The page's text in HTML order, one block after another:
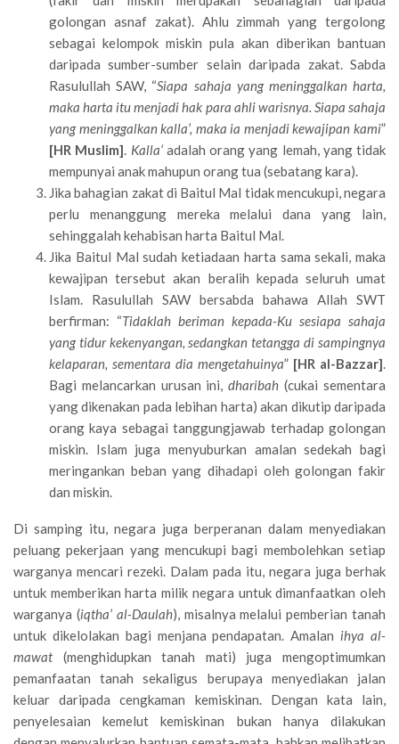
golongan asnaf zakat). Ahlu zimmah yang tergolong
sebagai kelompok miskin pula akan diberikan bantuan
daripada sumber-sumber selain daripada zakat. Sabda
Rasulullah SAW, “Siapa sahaja yang meninggalkan harta,
maka harta itu menjadi hak para ahli warisnya. Siapa sahaja
yang meninggalkan kalla’, maka ia menjadi kewajipan kami”
[HR Muslim]. Kalla‘adalah orang yang lemah, yang tidak
mempunyai anak mahupun orang tua (sebatang kara).
Jika bahagian zakat di Baitul Mal tidak mencukupi, negara
perlu menanggung mereka melalui dana yang lain,
sehinggalah kehabisan harta Baitul Mal.
Jika Baitul Mal sudah ketiadaan harta sama sekali, maka
kewajipan tersebut akan beralih kepada seluruh umat
Islam. Rasulullah SAW bersabda bahawa Allah SWT
berfirman: “Tidaklah beriman kepada-Ku sesiapa sahaja
yang tidur kekenyangan, sedangkan tetangga di sampingnya
kelaparan, sementara dia mengetahuinya” [HR al-Bazzar].
Bagi melancarkan urusan ini,dharibah (cukai sementara
yang dikenakan pada lebihan harta) akan dikutip daripada
orang kaya sebagai tanggungjawab terhadap golongan
miskin. Islam juga menyuburkan amalan sedekah bagi
meringankan beban yang dihadapi oleh golongan fakir
dan miskin.
Di samping itu, negara juga berperanan dalam menyediakan
peluang pekerjaan yang mencukupi bagi membolehkan setiap
warganya mencari rezeki. Dalam pada itu, negara juga berhak
untuk memberikan harta milik negara untuk dimanfaatkan oleh
warganya (iqtha’ al-Daulah), misalnya melalui pemberian tanah
untuk dikelolakan bagi menjana pendapatan. Amalan ihya al-
mawat(menghidupkan tanah mati) juga mengoptimumkan
pemanfaatan tanah sekaligus berupaya menyediakan jalan
keluar daripada cengkaman kemiskinan. Dengan kata lain,
penyelesaian kemelut kemiskinan bukan hanya dilakukan